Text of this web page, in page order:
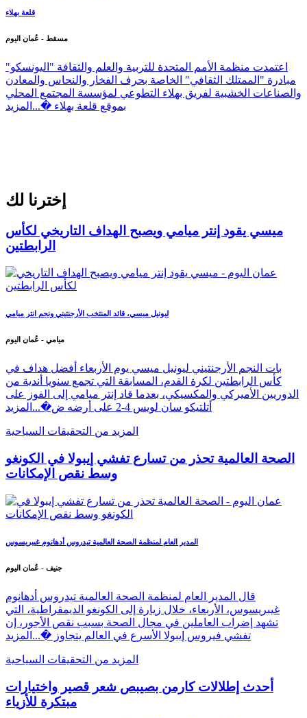
قلعة بهلاء
مسقط - عُمان اليوم
اعتمدت منظمة الأمم المتحدة للتربية والعلم والثقافة "اليونسكو"
مبادرة "الممتلك الثقافي" الخاصة بحرف الفخار والنحاس والمعادن
والصناعات الخشبية لفريق بهلاء التطوعي لمؤسسة المجتمع المحلي
بموقع قلعة بهلاء �... المزيد
إخترنا لك
ميسي يقود إنتر ميامي ويصبح الهداف التاريخي لكأس
الرابطتين
ليونيل ميسي، قائد المنتخب الأرجنتيني ونجم انتر ميامي
ميامي - عُمان اليوم
بات النجم الأرجنتيني ليونيل ميسي يوم الأربعاء أفضل هداف في
كأس الرابطتين لكرة القدم، المسابقة التي تجمع سنويا أندية من
الدوريين الأميركي والمكسيكي، بعدما قاد إنتر ميامي إلى الفوز على
أتلتيكو سان لويس 4-2 على أرضه ض�...
المزيد
المزيد من التحقيقات السياحية
الصحة العالمية تحذر من تسارع تفشي إيبولا في الكونغو
وسط نقص الإمكانات
المدير العام لمنظمة الصحة العالمية تيدروس أدهانوم غيبريسوس
جنيف - عُمان اليوم
قال المدير العام لمنظمة الصحة العالمية تيدروس أدهانوم
غيبريسوس، الأربعاء، خلال زيارة إلى الكونغو الديمقراطية، التي
تشهد إضراب العاملين في مجال الصحة بسبب نقص الأجور، إن
تفشي فيروس إيبولا الأسرع في العالم يتجاوز �... المزيد
المزيد من التحقيقات السياحية
أحدث إطلالات كارمن بصيبص شعر قصير واختيارات
مبتكرة للأزياء